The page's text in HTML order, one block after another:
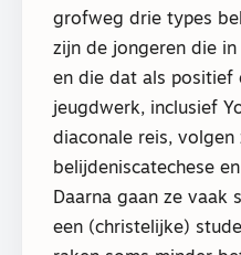
grofweg drie types
zijn de jongeren die
en die dat als positief
jeugdwerk, inclusief
diaconale reis, volgen
belijdeniscatechese
Daarna gaan ze vaak
een (christelijke)